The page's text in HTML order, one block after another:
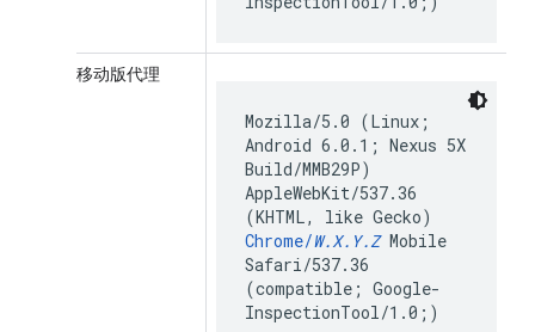
移动版代理
Mozilla/5.0 (Linux;
Android 6.0.1; Nexus 5X
Build/MMB29P)
AppleWebKit/537.36
(KHTML, like Gecko)
Chrome/W.X.Y.ZMobile
Safari/537.36
(compatible; Google-
InspectionTool/1.0;)